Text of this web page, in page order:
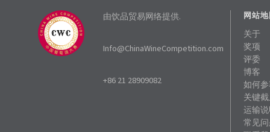
由饮品贸易网络提供.
Info@ChinaWineCompetition.com
+86 21 28909082
网站
关于
奖项
评委
博客
如何
关键
运输
常见